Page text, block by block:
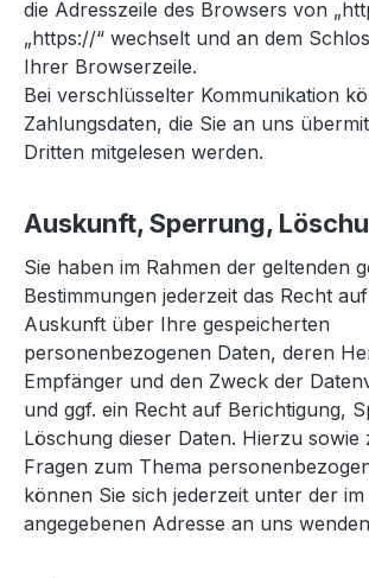
die Adresszeile des Browsers von
„https://“ wechselt und an dem
Ihrer Browserzeile.
Bei verschlüsselter Kommunikation
Zahlungsdaten, die Sie an uns
Dritten mitgelesen werden.
Auskunft, Sperrung,
Sie haben im Rahmen der geltenden
Bestimmungen jederzeit das Recht
Auskunft über Ihre gespeicherten
personenbezogenen Daten, deren
Empfänger und den Zweck der
und ggf. ein Recht auf Berichtigung,
Löschung dieser Daten. Hierzu sowie
Fragen zum Thema
können Sie sich jederzeit unter der
angegebenen Adresse an uns